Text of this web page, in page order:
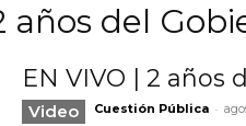
años del
EN VIVO | 2 años
Video Cuestión Pública -